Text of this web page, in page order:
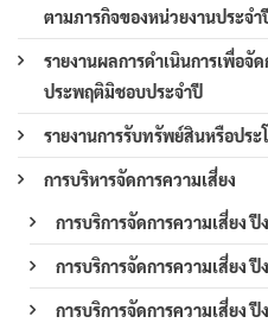
ตามภารกิจของหน่วยงานประจำ
รายงานผลการดำเนินการเพื่อจั
ประพฤติมิชอบประจำปี
รายงานการรับทรัพย์สินหรือประ
การบริหารจัดการความเสี่ยง
การบริการจัดการความเสี่ยง
การบริการจัดการความเสี่ยง
การบริการจัดการความเสี่ยง